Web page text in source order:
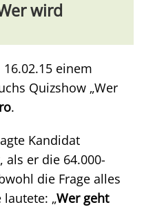
wird
einem
Quizshow „Wer
.
Kandidat
als er die 64.000-
die Frage alles
„Wer geht